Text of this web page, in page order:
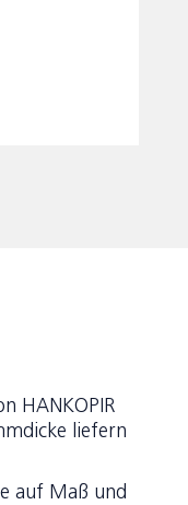
HANKOPIR
liefern
auf Maß und